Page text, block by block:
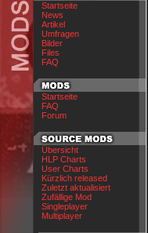
Startseite
News
Artikel
Umfragen
Bilder
Files
FAQ
Startseite
FAQ
Forum
Übersicht
HLP Charts
User Charts
Kürzlich released
Zuletzt aktualisiert
Zufällige Mod
Singleplayer
Multiplayer